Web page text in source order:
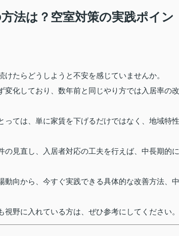
法は？空室対策の実践ポイン
たらどうしようと不安を感じていませんか。
化しており、数年前と同じやり方では入居率の改
ては、単に家賃を下げるだけではなく、地域特性
の見直し、入居者対応の工夫を行えば、中長期的に
向から、今すぐ実践できる具体的な改善方法、中
野に入れている方は、ぜひ参考にしてください。